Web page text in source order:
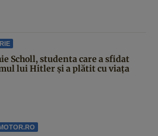
Scholl, studenta care a sfidat
lui Hitler și a plătit cu viața